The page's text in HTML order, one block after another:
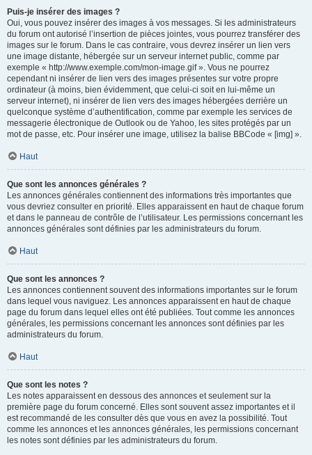
Puis-je insérer des images ?
Oui, vous pouvez insérer des images à vos messages. Si les administrateurs
du forum ont autorisé l’insertion de pièces jointes, vous pourrez transférer des
images sur le forum. Dans le cas contraire, vous devrez insérer un lien vers
une image distante, hébergée sur un serveur internet public, comme par
exemple « http://www.exemple.com/mon-image.gif ». Vous ne pourrez
cependant ni insérer de lien vers des images présentes sur votre propre
ordinateur (à moins, bien évidemment, que celui-ci soit en lui-même un
serveur internet), ni insérer de lien vers des images hébergées derrière un
quelconque système d’authentification, comme par exemple les services de
messagerie électronique de Outlook ou de Yahoo, les sites protégés par un
mot de passe, etc. Pour insérer une image, utilisez la balise BBCode « [img] ».
Haut
Que sont les annonces générales ?
Les annonces générales contiennent des informations très importantes que
vous devriez consulter en priorité. Elles apparaissent en haut de chaque forum
et dans le panneau de contrôle de l’utilisateur. Les permissions concernant les
annonces générales sont définies par les administrateurs du forum.
Haut
Que sont les annonces ?
Les annonces contiennent souvent des informations importantes sur le forum
dans lequel vous naviguez. Les annonces apparaissent en haut de chaque
page du forum dans lequel elles ont été publiées. Tout comme les annonces
générales, les permissions concernant les annonces sont définies par les
administrateurs du forum.
Haut
Que sont les notes ?
Les notes apparaissent en dessous des annonces et seulement sur la
première page du forum concerné. Elles sont souvent assez importantes et il
est recommandé de les consulter dès que vous en avez la possibilité. Tout
comme les annonces et les annonces générales, les permissions concernant
les notes sont définies par les administrateurs du forum.